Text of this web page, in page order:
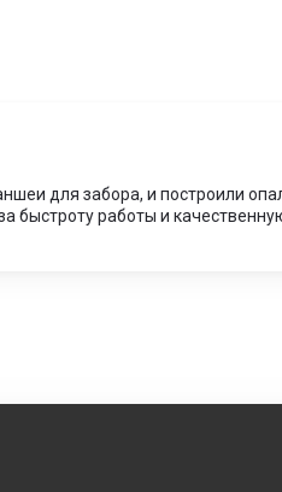
для забора, и построили
быстроту работы и